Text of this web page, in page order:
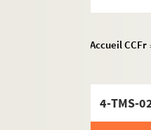
Accueil CCFr
4-TMS-
Lucien
Lucien
André